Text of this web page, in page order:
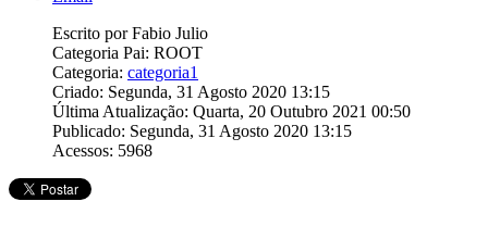
Escrito por Fabio Julio
Categoria Pai: ROOT
Categoria: categoria1
Criado: Segunda, 31 Agosto 2020 13:15
Última Atualização: Quarta, 20 Outubro 2021 00:50
Publicado: Segunda, 31 Agosto 2020 13:15
Acessos: 5968